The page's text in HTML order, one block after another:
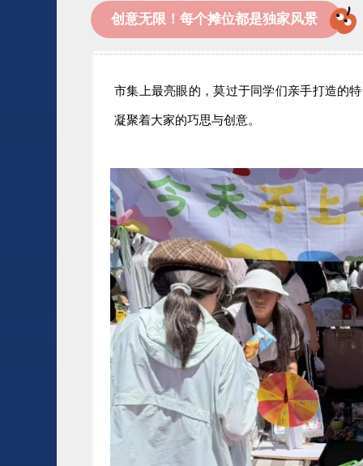
创意无限！每个摊位都是独家风景
市集上最亮眼的，莫过于同学们亲手打造的
凝聚着大家的巧思与创意。